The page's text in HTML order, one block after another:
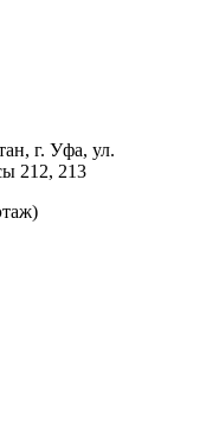
г. Уфа, ул.
212, 213